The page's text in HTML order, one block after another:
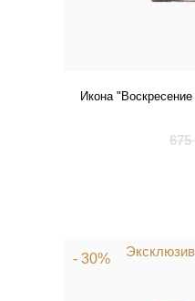
Икона
Эксклюзив
- 30%